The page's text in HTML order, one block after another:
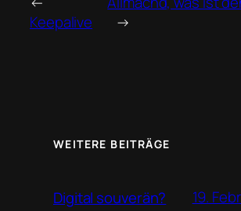
Keepalive
→
WEITERE BEITRÄGE
Digital souverän? 19.